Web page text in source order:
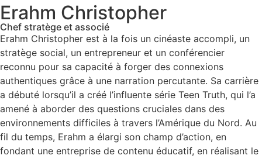
Erahm Christopher
Chef stratège et associé
Erahm Christopher est à la fois un cinéaste accompli, un
stratège social, un entrepreneur et un conférencier
reconnu pour sa capacité à forger des connexions
authentiques grâce à une narration percutante. Sa carrière
a débuté lorsqu’il a créé l’influente série Teen Truth, qui l’a
amené à aborder des questions cruciales dans des
environnements difficiles à travers l’Amérique du Nord. Au
fil du temps, Erahm a élargi son champ d’action, en
fondant une entreprise de contenu éducatif, en réalisant le